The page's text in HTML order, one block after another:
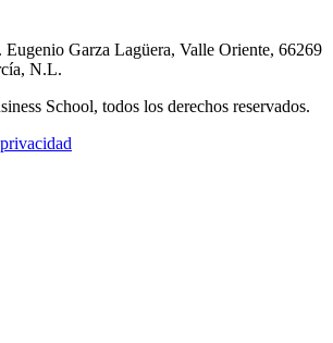
Garza Lagüera, Valle Oriente, 66269
N.L.
School, todos los derechos reservados.